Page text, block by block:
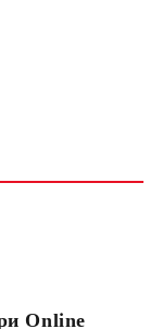
данни
Online